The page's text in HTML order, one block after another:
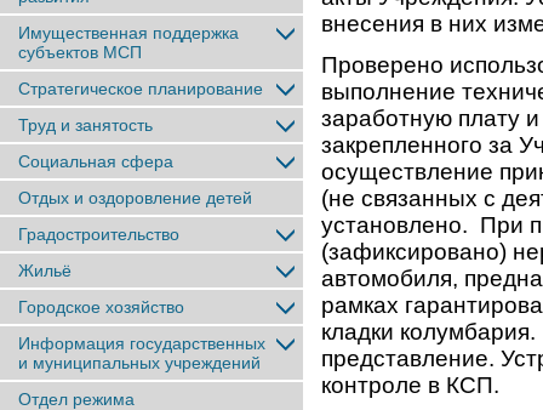
Имущественная поддержка
субъектов МСП
Стратегическое планирование
Труд и занятость
Социальная сфера
Отдых и оздоровление детей
Градостроительство
Жильё
Городское хозяйство
Информация государственных
и муниципальных учреждений
Отдел режима
внесения в них
Проверено
выполнение
заработную плату
закрепленного за
осуществление
(не связанных с
установлено. При
(зафиксировано)
автомобиля,
рамках
кладки
представление.
контроле в КСП.